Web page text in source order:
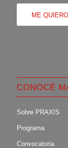
ME
CONOCÉ
Sobre PRAXIS
Programa
Convocatoria